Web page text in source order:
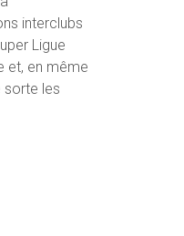
interclubs
Ligue
et, en même
sorte les